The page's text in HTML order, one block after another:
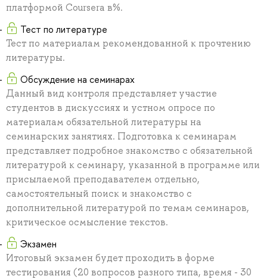
платформой Coursera в%.
Тест по литературе
Тест по материалам рекомендованной к прочтению
литературы.
Обсуждение на семинарах
Данный вид контроля представляет участие
студентов в дискуссиях и устном опросе по
материалам обязательной литературы на
семинарских занятиях. Подготовка к семинарам
представляет подробное знакомство с обязательной
литературой к семинару, указанной в программе или
присылаемой преподавателем отдельно,
самостоятельный поиск и знакомство с
дополнительной литературой по темам семинаров,
критическое осмысление текстов.
Экзамен
Итоговый экзамен будет проходить в форме
тестирования (20 вопросов разного типа, время - 30